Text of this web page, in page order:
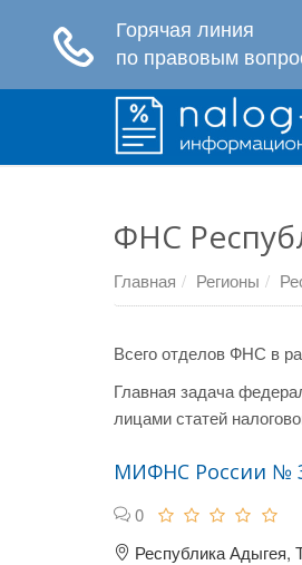
ФНС
Главная Регионы
Всего отделов ФНС в
Главная задача
лицами статей
МИФНС России №
0
Республика Адыгея,